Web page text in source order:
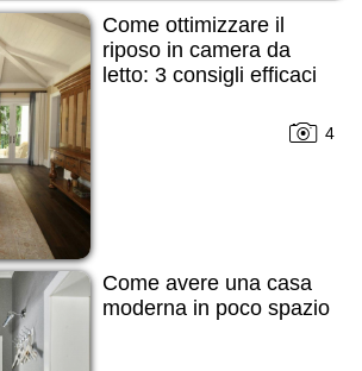
Come ottimizzare il
riposo in camera da
letto: 3 consigli efficaci
4
Come avere una casa
moderna in poco spazio